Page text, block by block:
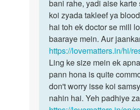
bhi
lund
by
golu
raj
baat
bani rahe, yadi aise karte
koi zyada takleef ya
hai toh ek doctor se mill
baaraye mein. Aur
https://lovematters.in/hi/
Ling ke size mein ek
pann hona is quite
don't worry isse koi
nahin hai. Yeh padhiye